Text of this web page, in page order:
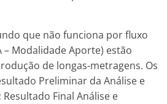
que não funciona por fluxo
Modalidade Aporte) estão
de longas-metragens. Os
Preliminar da Análise e
Final Análise e